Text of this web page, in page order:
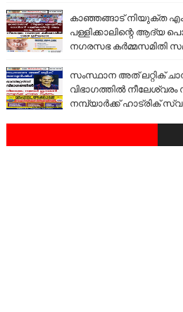
കാഞ്ഞങ്ങാട് നിയുക്ത
പള്ളിക്കാലിന്റെ ആദ്യ
നഗരസഭ കർമ്മസമിതി
സംസ്ഥാന അത് ലറ്റിക്
വിഭാഗത്തിൽ
നമ്പ്യാർക്ക് ഹാട്രിക്